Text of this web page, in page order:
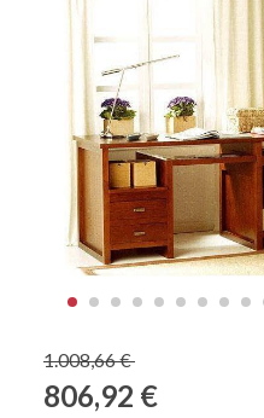
1.008,66 €
806,92 €